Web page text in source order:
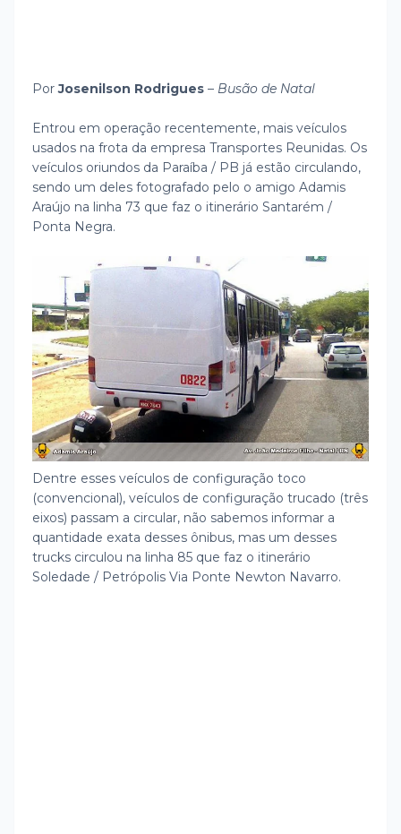
PorJosenilson Rodrigues – Busão de Natal
Entrou em operação recentemente, mais veículos
usados na frota da empresa Transportes Reunidas. Os
veículos oriundos da Paraíba / PB já estão circulando,
sendo um deles fotografado pelo o amigo Adamis
Araújo na linha 73 que faz o itinerário Santarém /
Ponta Negra.
Dentre esses veículos de configuração toco
(convencional), veículos de configuração trucado (três
eixos) passam a circular, não sabemos informar a
quantidade exata desses ônibus, mas um desses
trucks circulou na linha 85 que faz o itinerário
Soledade / Petrópolis Via Ponte Newton Navarro.